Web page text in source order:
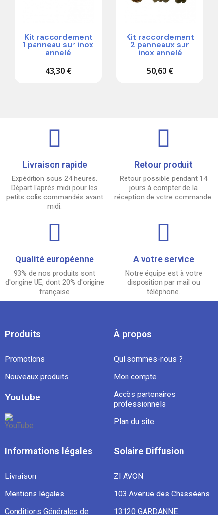
Kit raccordement
1 panneau sur inox
annelé
43,30 €
Kit raccordement
2 panneaux sur
inox annelé
50,60 €
Livraison rapide
Expédition sous 24 heures.
Départ l'après midi pour les
petits colis commandés avant
midi.
Retour produit
Retour possible pendant 14
jours à compter de la
réception de votre commande.
Qualité européenne
93% de nos produits sont
d'origine UE, dont 20% d'origine
française
A votre service
Notre équipe est à votre
disposition par mail ou
téléphone.
Produits
Promotions
Nouveaux produits
Youtube
À propos
Qui sommes-nous ?
Mon compte
Accès partenaires
professionnels
Plan du site
Informations légales
Livraison
Mentions légales
Conditions Générales de
Solaire Diffusion
ZI AVON
103 Avenue des Chasséens
13120 GARDANNE